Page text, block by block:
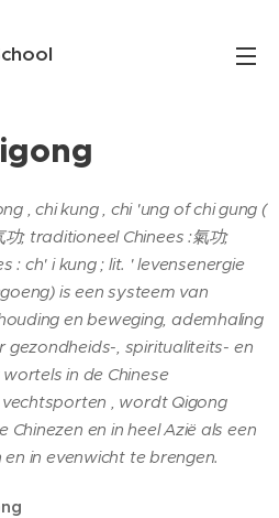
, chi kung , chi 'ung of chi gung (
; traditioneel Chinees :氣功;
: ch' i kung ; lit. ' levensenergie
is een systeem van
en beweging, ademhaling
, spiritualiteits- en
in de Chinese
, wordt Qigong
en in heel Azië als een
in evenwicht te brengen.